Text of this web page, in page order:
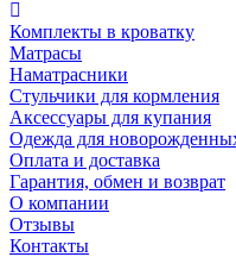
Комплекты в кроватку
Матрасы
Наматрасники
Стульчики для кормления
Аксессуары для купания
Одежда для
Оплата и доставка
Гарантия, обмен и возврат
О компании
Отзывы
Контакты